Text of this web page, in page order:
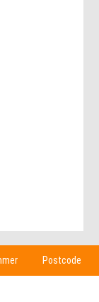
Postcode